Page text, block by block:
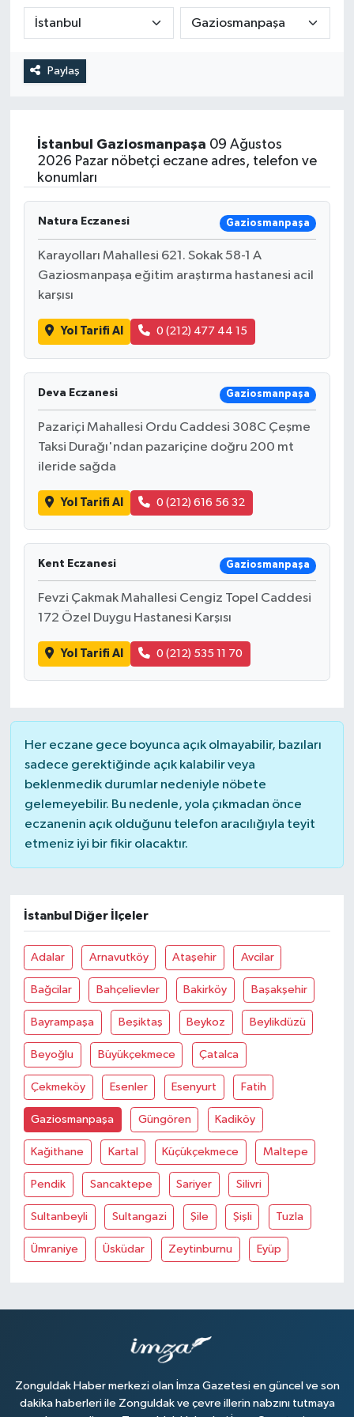
Paylaş
İstanbul Gaziosmanpaşa 09 Ağustos
2026 Pazar nöbetçi eczane adres, telefon ve
konumları
Natura Eczanesi Gaziosmanpaşa
Karayolları Mahallesi 621. Sokak 58-1 A
Gaziosmanpaşa eğitim araştırma hastanesi acil
karşısı
Yol Tarifi Al 0 (212) 477 44 15
Deva Eczanesi Gaziosmanpaşa
Pazariçi Mahallesi Ordu Caddesi 308C Çeşme
Taksi Durağı'ndan pazariçine doğru 200 mt
ileride sağda
Yol Tarifi Al 0 (212) 616 56 32
Kent Eczanesi Gaziosmanpaşa
Fevzi Çakmak Mahallesi Cengiz Topel Caddesi
172 Özel Duygu Hastanesi Karşısı
Yol Tarifi Al 0 (212) 535 11 70
Her eczane gece boyunca açık olmayabilir, bazıları
sadece gerektiğinde açık kalabilir veya
beklenmedik durumlar nedeniyle nöbete
gelemeyebilir. Bu nedenle, yola çıkmadan önce
eczanenin açık olduğunu telefon aracılığıyla teyit
etmeniz iyi bir fikir olacaktır.
İstanbul Diğer İlçeler
Adalar Arnavutköy Ataşehir Avcilar
Bağcilar Bahçelievler Bakirköy Başakşehir
Bayrampaşa Beşiktaş Beykoz Beylikdüzü
Beyoğlu Büyükçekmece Çatalca
Çekmeköy Esenler Esenyurt Fatih
Gaziosmanpaşa Güngören Kadiköy
Kağithane Kartal Küçükçekmece Maltepe
Pendik Sancaktepe Sariyer Silivri
Sultanbeyli Sultangazi Şile Şişli Tuzla
Ümraniye Üsküdar Zeytinburnu Eyüp
Zonguldak Haber merkezi olan İmza Gazetesi en güncel ve son
dakika haberleri ile Zonguldak ve çevre illerin nabzını tutmaya
DEVREK
DÜZCE
GÖKÇEBEY
KARABÜK